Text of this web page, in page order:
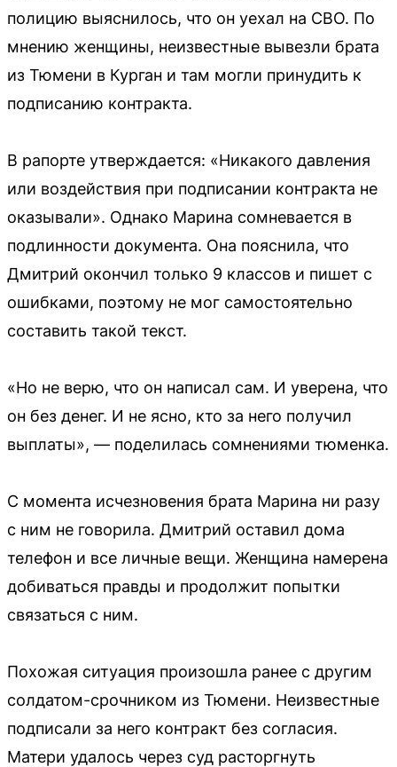
полицию выяснилось, что он уехал на СВО. По
мнению женщины, неизвестные вывезли брата
из Тюмени в Курган и там могли принудить к
подписанию контракта.
В рапорте утверждается: «Никакого давления
или воздействия при подписании контракта не
оказывали». Однако Марина сомневается в
подлинности документа. Она пояснила, что
Дмитрий окончил только 9 классов и пишет с
ошибками, поэтому не мог самостоятельно
составить такой текст.
«Но не верю, что он написал сам. И уверена, что
он без денег. И не ясно, кто за него получил
выплаты», — поделилась сомнениями тюменка.
С момента исчезновения брата Марина ни разу
с ним не говорила. Дмитрий оставил дома
телефон и все личные вещи. Женщина намерена
добиваться правды и продолжит попытки
связаться с ним.
Похожая ситуация произошла ранее с другим
солдатом-срочником из Тюмени. Неизвестные
подписали за него контракт без согласия.
Матери удалось через суд расторгнуть